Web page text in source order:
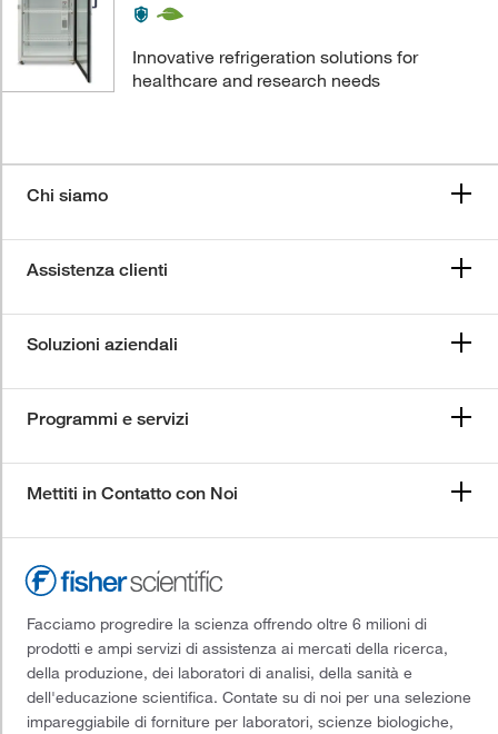
Innovative refrigeration solutions for
healthcare and research needs
Chi siamo
Assistenza clienti
Soluzioni aziendali
Programmi e servizi
Mettiti in Contatto con Noi
Facciamo progredire la scienza offrendo oltre 6 milioni di
prodotti e ampi servizi di assistenza ai mercati della ricerca,
della produzione, dei laboratori di analisi, della sanità e
dell'educazione scientifica. Contate su di noi per una selezione
impareggiabile di forniture per laboratori, scienze biologiche,